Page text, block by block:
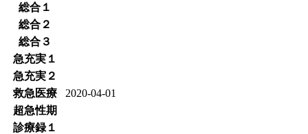
総合１
総合２
総合３
急充実１
急充実２
救急医療
2020-04-01
超急性期
診療録１